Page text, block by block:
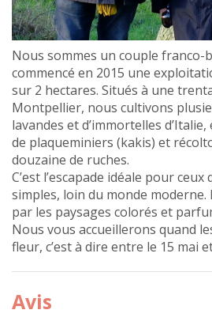
Nous sommes un couple franco-
commencé en 2015 une
sur 2 hectares. Situés à une
Montpellier, nous cultivons
lavandes et d’immortelles
de plaqueminiers (kakis) et
douzaine de ruches.
C’est l’escapade idéale pour
simples, loin du monde
par les paysages colorés et
Nous vous accueillerons quand
fleur, c’est à dire entre le 15 mai
Avis